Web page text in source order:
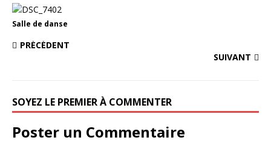
Salle de danse
PRÉCÉDENT
SUIVANT
SOYEZ LE PREMIER À COMMENTER
Poster un Commentaire